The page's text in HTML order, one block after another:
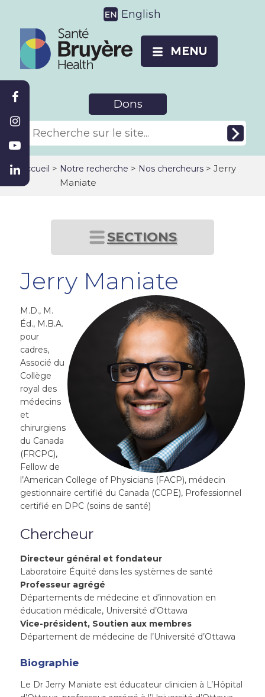
English
MENU
Dons
Accueil > Notre recherche > Nos chercheurs> Jerry
Maniate
SECTIONS
Jerry Maniate
M.D., M.
Éd., M.B.A.
pour
cadres,
Associé du
Collège
royal des
médecins
et
chirurgiens
du Canada
(FRCPC),
Fellow de
l’American College of Physicians (FACP), médecin
gestionnaire certifié du Canada (CCPE), Professionnel
certifié en DPC (soins de santé)
Chercheur
Directeur général et fondateur
Laboratoire Équité dans les systèmes de santé
Professeur agrégé
Départements de médecine et d’innovation en
éducation médicale, Université d’Ottawa
Vice-président, Soutien aux membres
Département de médecine de l’Université d’Ottawa
Biographie
Le Dr Jerry Maniate est éducateur clinicien à L’Hôpital